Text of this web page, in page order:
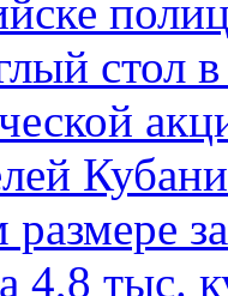
стол
4,8 тыс.